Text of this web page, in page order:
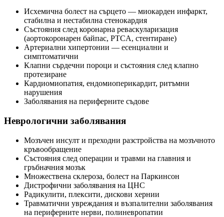
Исхемична болест на сърцето — миокарден инфаркт,
стабилна и нестабилна стенокардия
Състояния след коронарна реваскуларизация
(аортокоронарен байпас, PTCA, стентиране)
Артериални хипертонии — есенциални и
симптоматични
Клапни сърдечни пороци и състояния след клапно
протезиране
Кардиомиопатия, ендомиоперикардит, ритъмни
нарушения
Заболявания на периферните съдове
Неврологични заболявания
Мозъчен инсулт и преходни разстройства на мозъчното
кръвообращение
Състояния след операции и травми на главния и
гръбначния мозък
Множествена склероза, болест на Паркинсон
Дистрофични заболявания на ЦНС
Радикулити, плексити, дискови хернии
Травматични увреждания и възпалителни заболявания
на периферните нерви, полиневропатии